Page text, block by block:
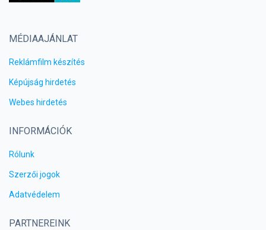
MÉDIAAJÁNLAT
Reklámfilm készítés
Képújság hirdetés
Webes hirdetés
INFORMÁCIÓK
Rólunk
Szerzői jogok
Adatvédelem
PARTNEREINK